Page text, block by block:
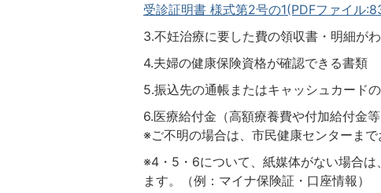
受診証明書 様式第2号の1(PDFファイル
3.不妊治療に要した費の領収書・明細がわ
4.夫婦の健康保険資格が確認できる書類
5.振込先の通帳またはキャッシュカード
6.医療給付金（高額療養費や付加給付金
※ご不明の場合は、市民健康センターま
※4・5・6について、紙媒体がない場合
ます。（例：マイナ保険証・口座情報）